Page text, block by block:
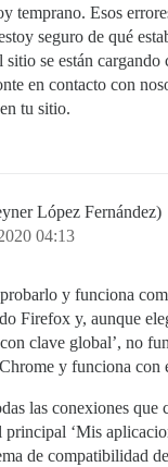
temprano. Esos
seguro de qué
sitio se están cargando
en contacto con
tu sitio.
López Fernández)
04:13
y funciona
Firefox y, aunque
con clave global’, no
y funciona con
las conexiones que
principal ‘Mis
de compatibilidad